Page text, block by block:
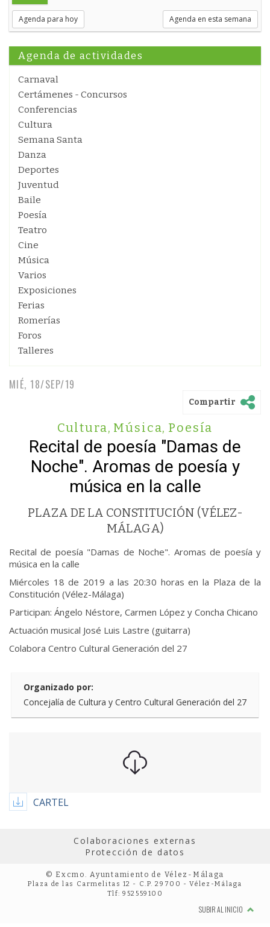
Agenda para hoy Agenda en esta semana
Agenda de actividades
Carnaval
Certámenes - Concursos
Conferencias
Cultura
Semana Santa
Danza
Deportes
Juventud
Baile
Poesía
Teatro
Cine
Música
Varios
Exposiciones
Ferias
Romerías
Foros
Talleres
MIÉ, 18/SEP/19
Compartir
Cultura, Música, Poesía
Recital de poesía "Damas de
Noche". Aromas de poesía y
música en la calle
PLAZA DE LA CONSTITUCIÓN (VÉLEZ-
MÁLAGA)
Recital de poesía "Damas de Noche". Aromas de poesía y
música en la calle
Miércoles 18 de 2019 a las 20:30 horas en la Plaza de la
Constitución (Vélez-Málaga)
Participan: Ángelo Néstore, Carmen López y Concha Chicano
Actuación musical José Luis Lastre (guitarra)
Colabora Centro Cultural Generación del 27
Organizado por:
Concejalía de Cultura y Centro Cultural Generación del 27
CARTEL
Colaboraciones externas
Protección de datos
© Excmo. Ayuntamiento de Vélez-Málaga
Plaza de las Carmelitas 12 - C.P. 29700 - Vélez-Málaga
Tlf: 952559100
SUBIR AL INICIO